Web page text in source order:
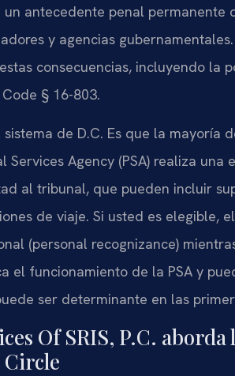
antecedente penal permanente
y agencias
consecuencias, incluyendo la
§ 16-803.
de D.C. Es que la mayoría
Services Agency (PSA) realiza
al tribunal, que pueden incluir
de viaje. Si usted es elegible,
(personal recognizance)
el funcionamiento de la PSA y
ser determinante en las
Of SRIS, P.C.
Circle